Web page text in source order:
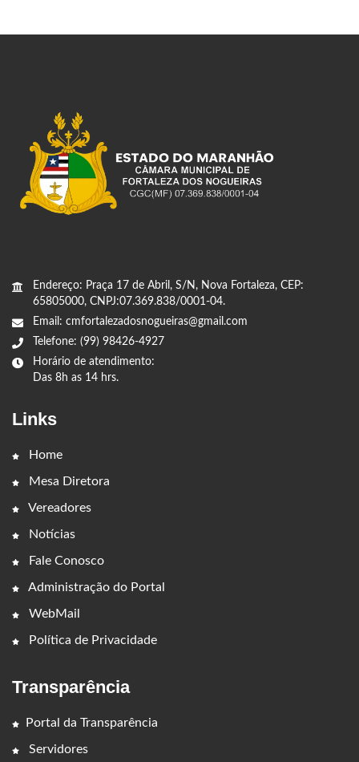
Endereço: Praça 17 de Abril, S/N, Nova Fortaleza, CEP:
65805000, CNPJ:07.369.838/0001-04.
Email: cmfortalezadosnogueiras@gmail.com
Telefone: (99) 98426-4927
Horário de atendimento:
Das 8h as 14 hrs.
Links
Home
Mesa Diretora
Vereadores
Notícias
Fale Conosco
Administração do Portal
WebMail
Política de Privacidade
Transparência
Portal da Transparência
Servidores